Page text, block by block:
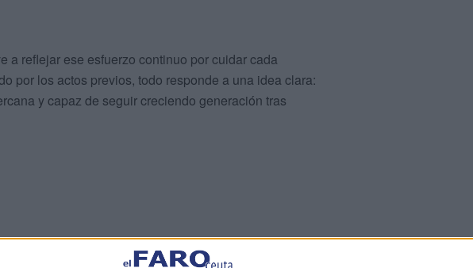
a reflejar ese esfuerzo continuo por cuidar cada
por los actos previos, todo responde a una idea clara:
y capaz de seguir creciendo generación tras
mantenerse, resulta importante reconocer el trabajo